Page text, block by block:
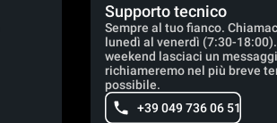
Supporto tecnico
Sempre al tuo fianco.
lunedì al venerdì (7:30-
weekend lasciaci un
richiameremo nel più breve
possibile.
+39 049 736 06 51